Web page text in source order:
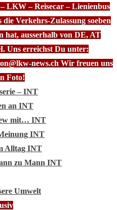
LKW – Reisecar – Lienienbus
die Verkehrs-Zulassung soeben
hat, ausserhalb von DE, AT
Uns erreichst Du unter:
news.ch Wir freuen uns
Foto!
– INT
an INT
mit… INT
INT
Alltag INT
zu Mann INT
Umwelt